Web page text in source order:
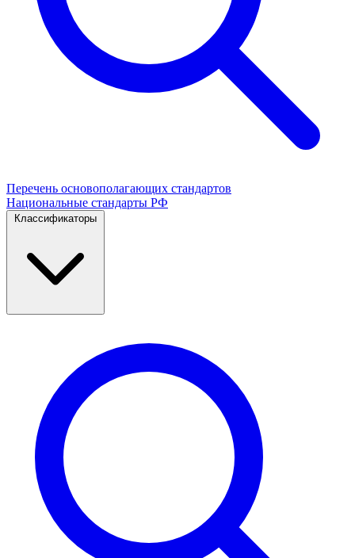
Перечень основополагающих стандартов
Национальные стандарты РФ
Классификаторы